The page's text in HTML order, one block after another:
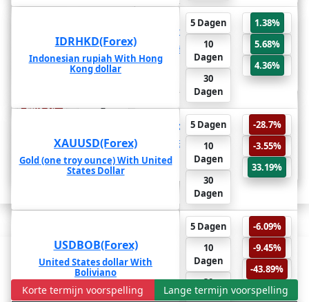
IDRHKD(Forex)
Indonesian rupiah With Hong
Kong dollar
5 Dagen
10
Dagen
30
Dagen
1.38%
5.68%
4.36%
XAUUSD(Forex)
Gold (one troy ounce) With United
States Dollar
5 Dagen
10
Dagen
30
Dagen
-28.7%
-3.55%
33.19%
USDBOB(Forex)
United States dollar With
Boliviano
5 Dagen
10
Dagen
30
Dagen
-6.09%
-9.45%
-43.89%
XAUUSD(Forex)
Gold (one troy ounce) With United
States Dollar
1 Jaar
2 Jaar
36.32%
28.8%
USDBOB(Forex)
United States dollar With Boliviano
6
1 Jaar
2 Jaar
-43.89%
-42.75%
Prijsvoorspelling van de top 10 Indexen
Korte termijn voorspelling Lange termijn voorspelling